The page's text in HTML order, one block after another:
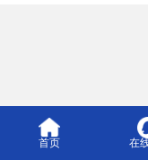
首页 在